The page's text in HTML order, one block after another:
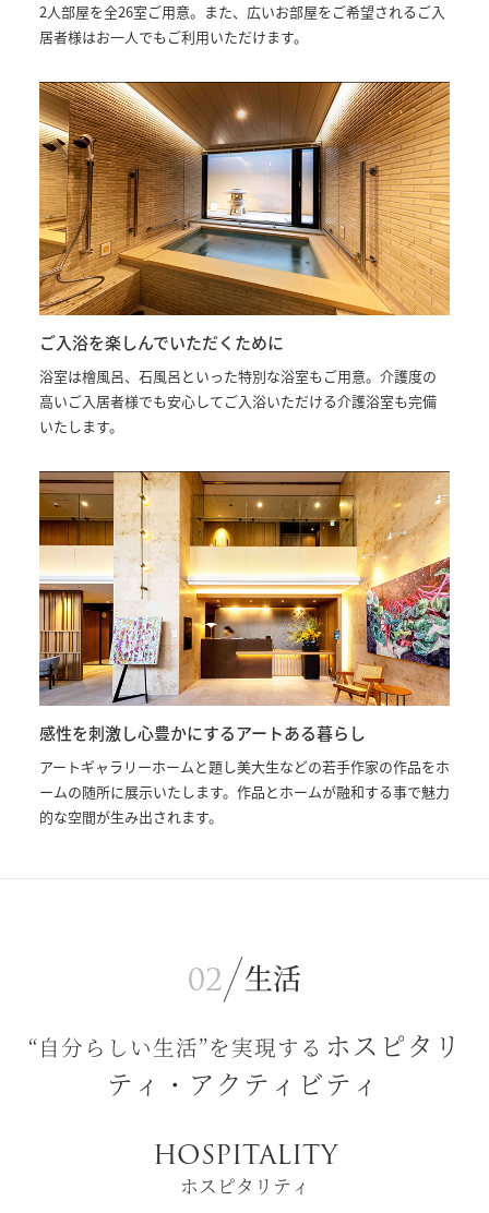
2人部屋を全26室ご用意。また、広いお部屋をご希望されるご入
居者様はお一人でもご利用いただけます。
ご入浴を楽しんでいただくために
浴室は檜風呂、石風呂といった特別な浴室もご用意。介護度の
高いご入居者様でも安心してご入浴いただける介護浴室も完備
いたします。
感性を刺激し心豊かにするアートある暮らし
アートギャラリーホームと題し美大生などの若手作家の作品をホ
ームの随所に展示いたします。作品とホームが融和する事で魅力
的な空間が生み出されます。
生活
“自分らしい生活”を実現する ホスピタリ
ティ・アクティビティ
HOSPITALITY
ホスピタリティ